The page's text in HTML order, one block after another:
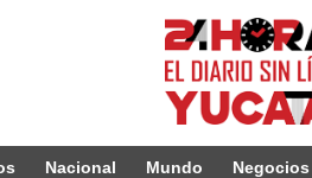
Nacional Mundo Negocios